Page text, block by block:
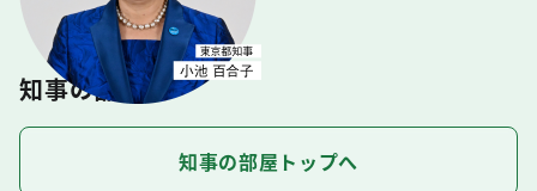
知事の部屋
知事の部屋トップへ